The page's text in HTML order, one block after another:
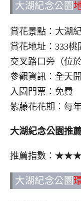
大湖紀念公園
賞花景點：大湖
賞花地址：333
交叉路口旁（位
參觀資訊︰全天
入園門票：免費
紫藤花花期︰每
大湖紀念公園推
推薦指數：
大湖紀念公園